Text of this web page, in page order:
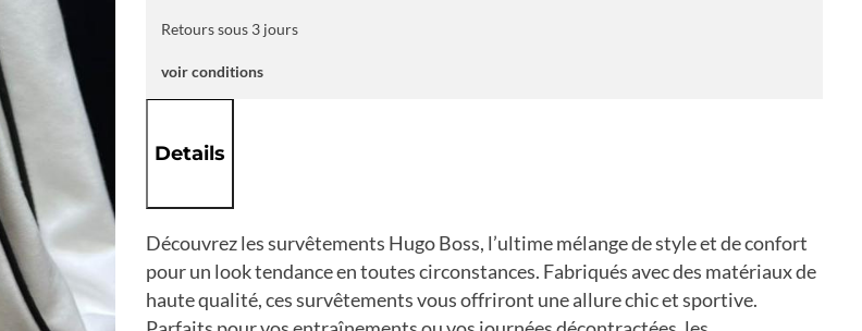
Retours sous 3 jours
voir conditions
Details
Découvrez les survêtements Hugo Boss, l’ultime mélange de style et de confort
pour un look tendance en toutes circonstances. Fabriqués avec des matériaux de
haute qualité, ces survêtements vous offriront une allure chic et sportive.